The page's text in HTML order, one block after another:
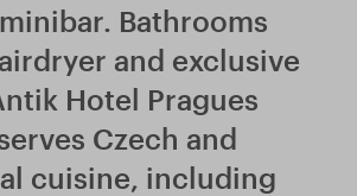
Bathrooms
and exclusive
Hotel Pragues
Czech and
cuisine, including